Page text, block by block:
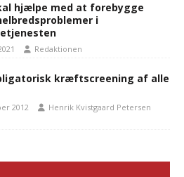
hjælpe med at forebygge
i
Redaktionen
kræftscreening af alle
2012 Henrik Kvistgaard Petersen